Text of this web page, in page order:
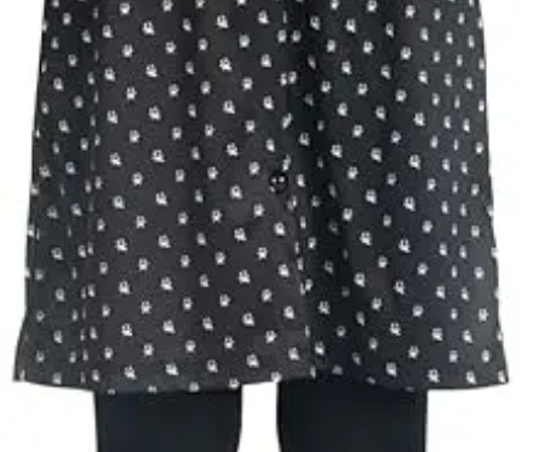
Egyéb
vásárlóinkat,
a jelmezek nem
tartalmazzák a
kiegészítőket,
például harisnya,
ékszer, cipő,
paróka, kesztyű,
kardok, kemény
kalapok,
varázspálca,
seprű, szakáll,
bajusz, műanyag
korona, esernyő,
vasvilla, stb.
Amennyiben a
képen több
termék szerepel,
az ár minden